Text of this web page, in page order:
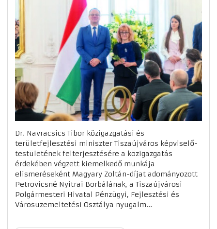
Dr. Navracsics Tibor közigazgatási és
területfejlesztési miniszter Tiszaújváros képviselő-
testületének felterjesztésére a közigazgatás
érdekében végzett kiemelkedő munkája
elismeréseként Magyary Zoltán-díjat adományozott
Petrovicsné Nyitrai Borbálának, a Tiszaújvárosi
Polgármesteri Hivatal Pénzügyi, Fejlesztési és
Városüzemeltetési Osztálya nyugalm...